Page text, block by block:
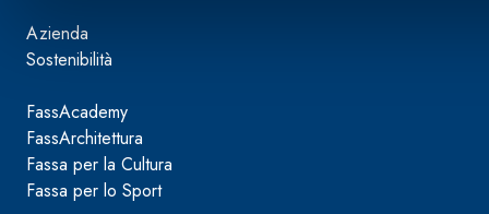
Azienda
Sostenibilità
FassAcademy
FassArchitettura
Fassa per la Cultura
Fassa per lo Sport